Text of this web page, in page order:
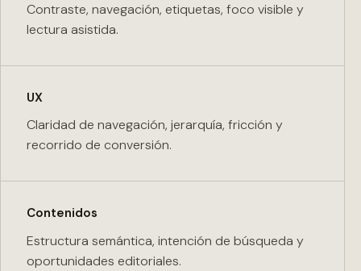
Contraste, navegación, etiquetas, foco visible y
lectura asistida.
UX
Claridad de navegación, jerarquía, fricción y
recorrido de conversión.
Contenidos
Estructura semántica, intención de búsqueda y
oportunidades editoriales.